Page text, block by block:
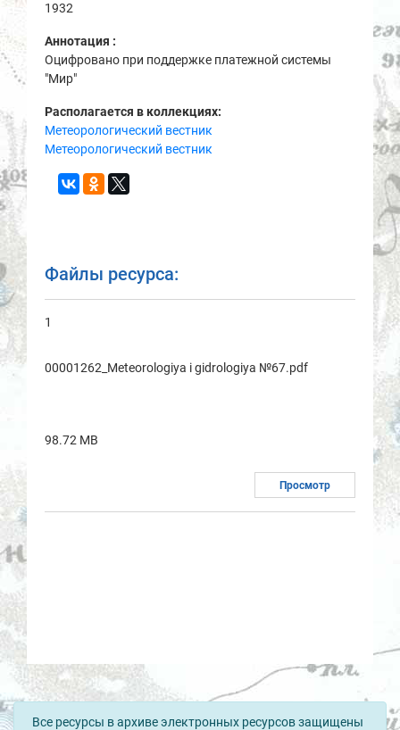
1932
Аннотация :
Оцифровано при поддержке платежной системы
"Мир"
Располагается в коллекциях:
Метеорологический вестник
Метеорологический вестник
Файлы ресурса:
1
00001262_Meteorologiya i gidrologiya №67.pdf
98.72 MB
Просмотр
Все ресурсы в архиве электронных ресурсов защищены